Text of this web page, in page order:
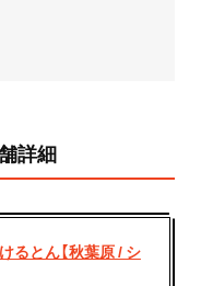
詳細
るとん【秋葉原 / シ